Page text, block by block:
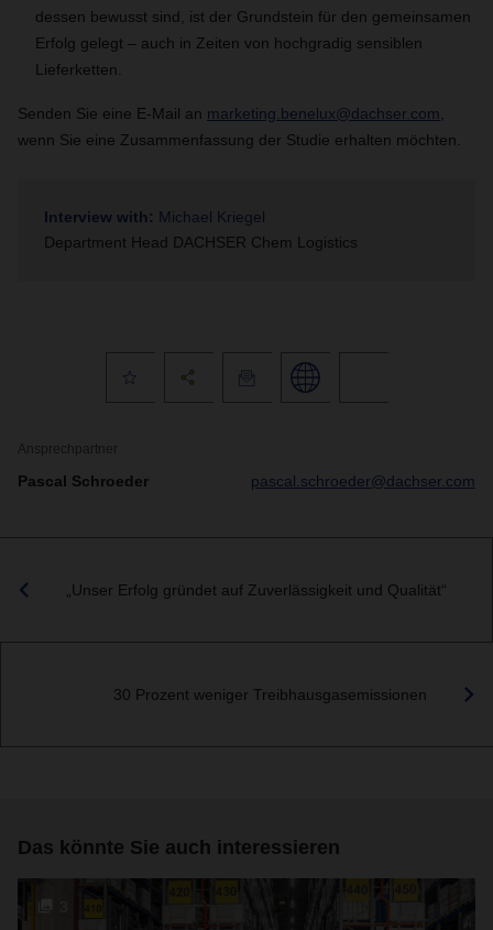
dessen bewusst sind, ist der Grundstein für den gemeinsamen
Erfolg gelegt – auch in Zeiten von hochgradig sensiblen
Lieferketten.
Senden Sie eine E-Mail an marketing.benelux@dachser.com
wenn Sie eine Zusammenfassung der Studie erhalten möchten.
Interview with: Michael Kriegel
Department Head DACHSER Chem Logistics
Ansprechpartner
Pascal Schroeder pascal.schroeder@dachser.com
„Unser Erfolg gründet auf Zuverlässigkeit und Qualität“
30 Prozent weniger Treibhausgasemissionen
Das könnte Sie auch interessieren